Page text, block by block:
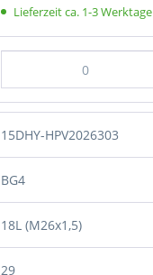
Lieferzeit ca. 1-3 Werktage
15DHY-HPV2026303
BG4
18L (M26x1,5)
29